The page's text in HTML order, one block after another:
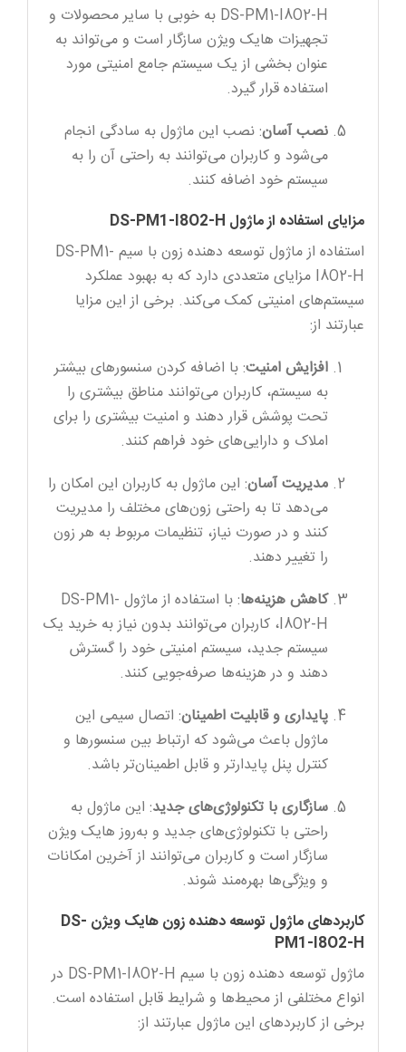
DS-PM1-I8O2-H به خوبی با سایر محصولات و
تجهیزات هایک ویژن سازگار است و می‌تواند به
عنوان بخشی از یک سیستم جامع امنیتی مورد
استفاده قرار گیرد.
نصب آسان: نصب این ماژول به سادگی انجام
می‌شود و کاربران می‌توانند به راحتی آن را به
سیستم خود اضافه کنند.
مزایای استفاده از ماژول DS-PM1-I8O2-H
استفاده از ماژول توسعه دهنده زون با سیم DS-PM1-
I8O2-H مزایای متعددی دارد که به بهبود عملکرد
سیستم‌های امنیتی کمک می‌کند. برخی از این مزایا
عبارتند از:
افزایش امنیت: با اضافه کردن سنسورهای بیشتر
به سیستم، کاربران می‌توانند مناطق بیشتری را
تحت پوشش قرار دهند و امنیت بیشتری را برای
املاک و دارایی‌های خود فراهم کنند.
مدیریت آسان: این ماژول به کاربران این امکان را
می‌دهد تا به راحتی زون‌های مختلف را مدیریت
کنند و در صورت نیاز، تنظیمات مربوط به هر زون
را تغییر دهند.
کاهش هزینه‌ها
: با استفاده از ماژول DS-PM1-
I8O2-H، کاربران می‌توانند بدون نیاز به خرید یک
سیستم جدید، سیستم امنیتی خود را گسترش
دهند و در هزینه‌ها صرفه‌جویی کنند.
پایداری و قابلیت اطمینان: اتصال سیمی این
ماژول باعث می‌شود که ارتباط بین سنسورها و
کنترل پنل پایدارتر و قابل اطمینان‌تر باشد.
سازگاری با تکنولوژی‌های جدید: این ماژول به
راحتی با تکنولوژی‌های جدید و به‌روز هایک ویژن
سازگار است و کاربران می‌توانند از آخرین امکانات
و ویژگی‌ها بهره‌مند شوند.
کاربردهای ماژول توسعه دهنده زون هایک ویژن DS-
PM1-I8O2-H
ماژول توسعه دهنده زون با سیم DS-PM1-I8O2-H در
انواع مختلفی از محیط‌ها و شرایط قابل استفاده است.
برخی از کاربردهای این ماژول عبارتند از: